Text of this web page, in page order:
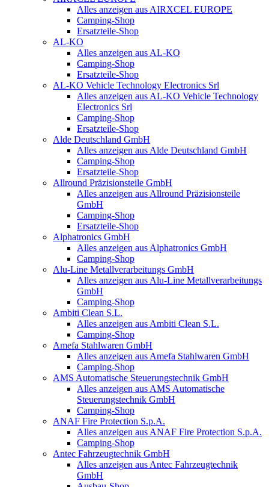
Alles anzeigen aus AIRXCEL EUROPE
Camping-Shop
Ersatzteile-Shop
AL-KO
Alles anzeigen aus AL-KO
Camping-Shop
Ersatzteile-Shop
AL-KO Vehicle Technology Electronics Srl
Alles anzeigen aus AL-KO Vehicle Technology
Electronics Srl
Camping-Shop
Ersatzteile-Shop
Alde Deutschland GmbH
Alles anzeigen aus Alde Deutschland GmbH
Camping-Shop
Ersatzteile-Shop
Allround Präzisionsteile GmbH
Alles anzeigen aus Allround Präzisionsteile
GmbH
Camping-Shop
Ersatzteile-Shop
Alphatronics GmbH
Alles anzeigen aus Alphatronics GmbH
Camping-Shop
Alu-Line Metallverarbeitungs GmbH
Alles anzeigen aus Alu-Line Metallverarbeitungs
GmbH
Camping-Shop
Ambiti Clean S.L.
Alles anzeigen aus Ambiti Clean S.L.
Camping-Shop
Amefa Stahlwaren GmbH
Alles anzeigen aus Amefa Stahlwaren GmbH
Camping-Shop
AMS Automatische Steuerungstechnik GmbH
Alles anzeigen aus AMS Automatische
Steuerungstechnik GmbH
Camping-Shop
ANAF Fire Protection S.p.A.
Alles anzeigen aus ANAF Fire Protection S.p.A.
Camping-Shop
Antec Fahrzeugtechnik GmbH
Alles anzeigen aus Antec Fahrzeugtechnik
GmbH